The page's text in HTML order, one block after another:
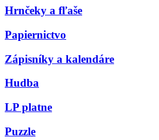
Hrnčeky a fľaše
Papiernictvo
Zápisníky a kalendáre
Hudba
LP platne
Puzzle